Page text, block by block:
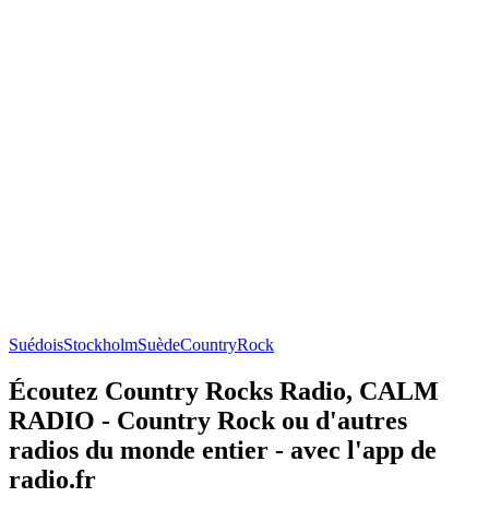
SuédoisStockholmSuèdeCountryRock
Écoutez Country Rocks Radio, CALM
RADIO - Country Rock ou d'autres
radios du monde entier - avec l'app de
radio.fr